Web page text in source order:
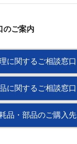
のご案内
に関するご相談窓口
に関するご相談窓口
品・部品のご購入先